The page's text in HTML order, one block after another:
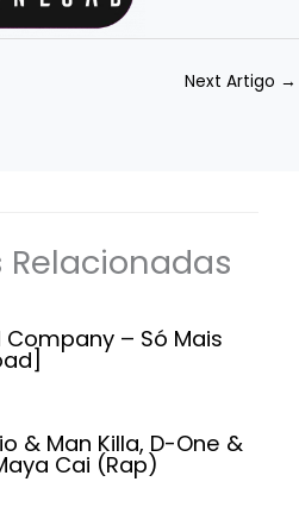
Next Artigo →
Relacionadas
– Só Mais
& Man Killa, D-One &
Cai (Rap)